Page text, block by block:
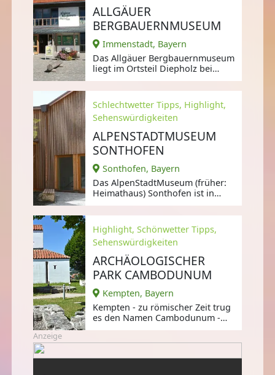
ALLGÄUER
BERGBAUERNMUSEUM
Immenstadt, Bayern
Das Allgäuer Bergbauernmuseum
liegt im Ortsteil Diepholz bei
Immenstadt auf einer Höhe von
über 1.000m und ist das
höchstgelegene Freilichtmuseum
Deutschlands.
Schlechtwetter Tipps, Highlight,
Sehenswürdigkeiten
ALPENSTADTMUSEUM
SONTHOFEN
Sonthofen, Bayern
Das AlpenStadtMuseum (früher:
Heimathaus) Sonthofen ist in
Highlight, Schönwetter Tipps,
Sehenswürdigkeiten
ARCHÄOLOGISCHER
PARK CAMBODUNUM
Kempten, Bayern
Kempten - zu römischer Zeit trug
es den Namen Cambodunum -
Anzeige